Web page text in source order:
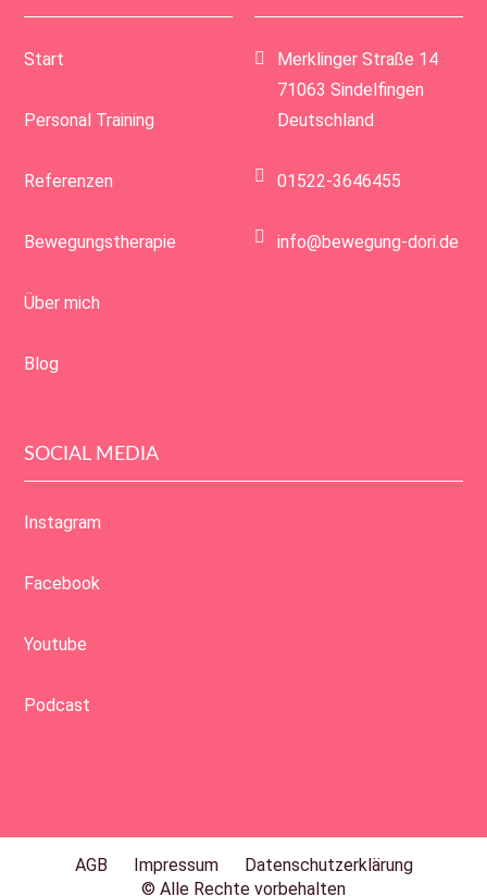
Start
Personal Training
Referenzen
Bewegungstherapie
Über mich
Blog
Merklinger Straße 14
71063 Sindelfingen
Deutschland
01522-3646455
info@bewegung-dori.de
SOCIAL MEDIA
Instagram
Facebook
Youtube
Podcast
AGB Impressum
Datenschutzerklärung
© Alle Rechte vorbehalten